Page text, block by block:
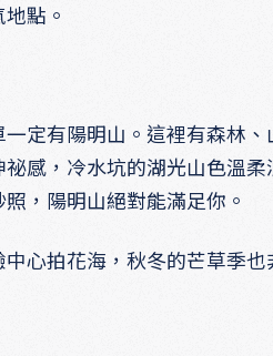
點。
定有陽明山。這裡有森林
感，冷水坑的湖光山色溫
，陽明山絕對能滿足你。
心拍花海，秋冬的芒草季